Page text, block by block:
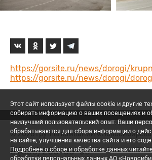
https://gorsite.ru/news/dorogi/
© 2026 Группа компаний
8 (800) 200-05-06
Этот сайт использует файлы cookie и другие
собирать информацию о ваших посещениях и
наилучший пользовательский опыт. Ваши
обрабатываются для сбора информации о
на сайте, улучшения качества сайта и его
Подробнее о сборе и обработке данных
обработки персональных данных АО